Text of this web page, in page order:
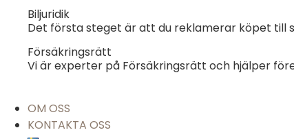
Biljuridik
Det första steget är att du reklamerar köpet till
Försäkringsrätt
Vi är experter på Försäkringsrätt och hjälper
OM OSS
KONTAKTA OSS